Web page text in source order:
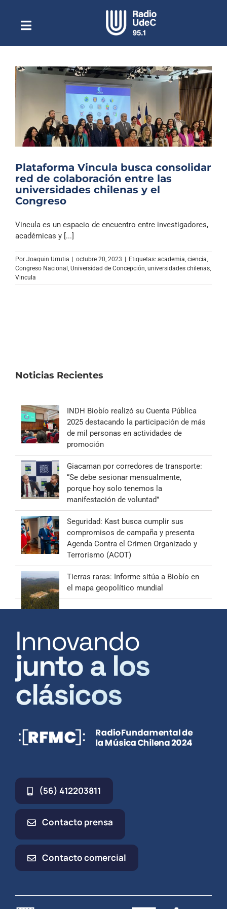
contenidoToggle
NavigationEscuchar Radio UdeC en vivo
Quiénes Somos
Programación
Podcast
Noticias
Columnas
Música Clásica
Plataforma Vincula busca consolidar
red de colaboración entre las
universidades chilenas y el
Congreso
Vincula es un espacio de encuentro entre investigadores,
académicas y [...]
Por Joaquin Urrutia | octubre 20, 2023 | Etiquetas: academia ciencia
Congreso Nacional Universidad de Concepción universidades chilenas
Vincula
Noticias Recientes
INDH Biobío realizó su Cuenta Pública
2025 destacando la participación de más
de mil personas en actividades de
promoción
Giacaman por corredores de transporte:
“Se debe sesionar mensualmente,
porque hoy solo tenemos la
manifestación de voluntad”
Seguridad: Kast busca cumplir sus
compromisos de campaña y presenta
Agenda Contra el Crimen Organizado y
Terrorismo (ACOT)
Tierras raras: Informe sitúa a Biobío en
el mapa geopolítico mundial
Innovando
junto a los
clásicos
(56) 412203811
Contacto prensa
Contacto comercial